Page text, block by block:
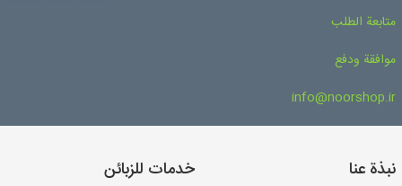
متابعة الطلب
موافقة ودفع
info@noorshop.ir
نبذة عنا خدمات للزبائن